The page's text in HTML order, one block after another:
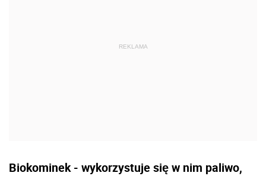
Biokominek - wykorzystuje się w nim paliwo,